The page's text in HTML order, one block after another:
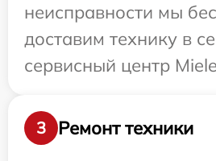
неисправности мы
доставим технику в
сервисный центр
3
Ремонт техники